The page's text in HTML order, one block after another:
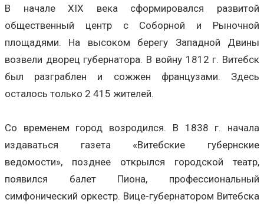
В начале XIX века сформировался развитой
общественный центр с Соборной и Рыночной
площадями. На высоком берегу Западной Двины
возвели дворец губернатора. В войну 1812 г. Витебск
был разграблен и сожжен французами. Здесь
осталось только 2 415 жителей.
Со временем город возродился. В 1838 г. начала
издаваться газета «Витебские губернские
ведомости», позднее открылся городской театр,
появился балет Пиона, профессиональный
симфонический оркестр. Вице-губернатором Витебска